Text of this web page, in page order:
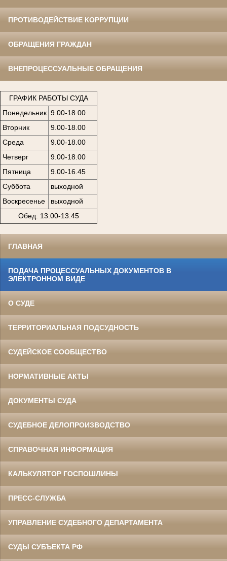
ПРОТИВОДЕЙСТВИЕ КОРРУПЦИИ
ОБРАЩЕНИЯ ГРАЖДАН
ВНЕПРОЦЕССУАЛЬНЫЕ ОБРАЩЕНИЯ
ГРАФИК РАБОТЫ СУДА
Понедельник 9.00-18.00
Вторник
9.00-18.00
Среда
9.00-18.00
Четверг
9.00-18.00
Пятница
9.00-16.45
Суббота
выходной
Воскресенье
выходной
Обед: 13.00-13.45
ГЛАВНАЯ
ПОДАЧА ПРОЦЕССУАЛЬНЫХ ДОКУМЕНТОВ В
ЭЛЕКТРОННОМ ВИДЕ
О СУДЕ
ТЕРРИТОРИАЛЬНАЯ ПОДСУДНОСТЬ
СУДЕЙСКОЕ СООБЩЕСТВО
НОРМАТИВНЫЕ АКТЫ
ДОКУМЕНТЫ СУДА
СУДЕБНОЕ ДЕЛОПРОИЗВОДСТВО
СПРАВОЧНАЯ ИНФОРМАЦИЯ
КАЛЬКУЛЯТОР ГОСПОШЛИНЫ
ПРЕСС-СЛУЖБА
УПРАВЛЕНИЕ СУДЕБНОГО ДЕПАРТАМЕНТА
СУДЫ СУБЪЕКТА РФ